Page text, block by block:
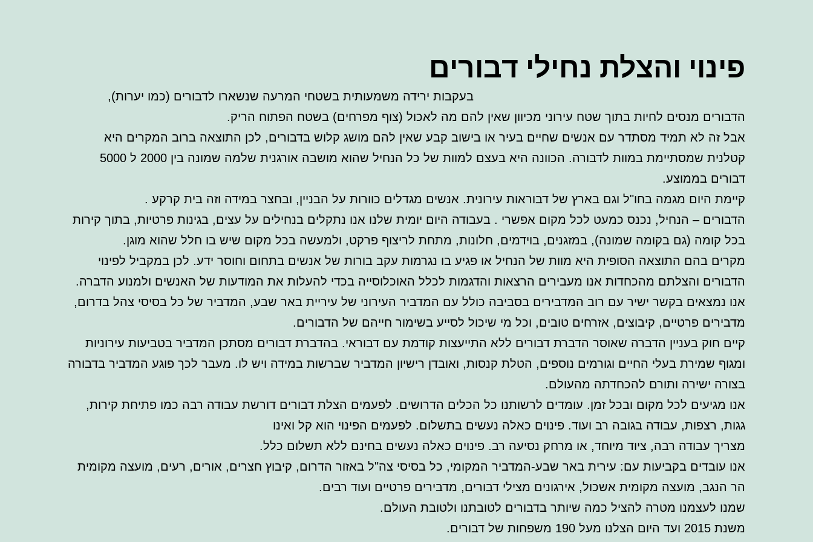
פינוי והצלת נחילי דבורים
בעקבות ירידה משמעותית בשטחי המרעה שנשארו לדבורים (כמו יערות),
הדבורים מנסים לחיות בתוך שטח עירוני מכיוון שאין להם מה לאכול (צוף מפרחים) בשטח הפתוח הריק.
אבל זה לא תמיד מסתדר עם אנשים שחיים בעיר או בישוב קבע שאין להם מושג קלוש בדבורים, לכן התוצאה ברוב המקרים היא
קטלנית שמסתיימת במוות לדבורה. הכוונה היא בעצם למוות של כל הנחיל שהוא מושבה אורגנית שלמה שמונה בין 2000 ל 5000
דבורים בממוצע.
קיימת היום מגמה בחו"ל וגם בארץ של דבוראות עירונית. אנשים מגדלים כוורות על הבניין, ובחצר במידה וזה בית קרקע .
הדבורים – הנחיל, נכנס כמעט לכל מקום אפשרי . בעבודה היום יומית שלנו אנו נתקלים בנחילים על עצים, בגינות פרטיות, בתוך קירות
בכל קומה (גם בקומה שמונה), במזגנים, בוידמים, חלונות, מתחת לריצוף פרקט, ולמעשה בכל מקום שיש בו חלל שהוא מוגן.
מקרים בהם התוצאה הסופית היא מוות של הנחיל או פגיע בו נגרמות עקב בורות של אנשים בתחום וחוסר ידע. לכן במקביל לפינוי
הדבורים והצלתם מהכחדות אנו מעבירים הרצאות והדגמות לכלל האוכלוסייה בכדי להעלות את המודעות של האנשים ולמנוע הדברה.
אנו נמצאים בקשר ישיר עם רוב המדבירים בסביבה כולל עם המדביר העירוני של עיריית באר שבע, המדביר של כל בסיסי צהל בדרום,
מדבירים פרטיים, קיבוצים, אזרחים טובים, וכל מי שיכול לסייע בשימור חייהם של הדבורים.
קיים חוק בעניין הדברה שאוסר הדברת דבורים ללא התייעצות קודמת עם דבוראי. בהדברת דבורים מסתכן המדביר בטביעות עירוניות
ומגוף שמירת בעלי החיים וגורמים נוספים, הטלת קנסות, ואובדן רישיון המדביר שברשות במידה ויש לו. מעבר לכך פוגע המדביר בדבורה
בצורה ישירה ותורם להכחדתה מהעולם.
אנו מגיעים לכל מקום ובכל זמן. עומדים לרשותנו כל הכלים הדרושים. לפעמים הצלת דבורים דורשת עבודה רבה כמו פתיחת קירות,
גגות, רצפות, עבודה בגובה רב ועוד. פינוים כאלה נעשים בתשלום. לפעמים הפינוי הוא קל ואינו
מצריך עבודה רבה, ציוד מיוחד, או מרחק נסיעה רב. פינוים כאלה נעשים בחינם ללא תשלום כלל.
אנו עובדים בקביעות עם: עירית באר שבע-המדביר המקומי, כל בסיסי צה"ל באזור הדרום, קיבוץ חצרים, אורים, רעים, מועצה מקומית
הר הנגב, מועצה מקומית אשכול, אירגונים מצילי דבורים, מדבירים פרטיים ועוד רבים.
שמנו לעצמנו מטרה להציל כמה שיותר בדבורים לטובתנו ולטובת העולם.
משנת 2015 ועד היום הצלנו מעל 190 משפחות של דבורים.